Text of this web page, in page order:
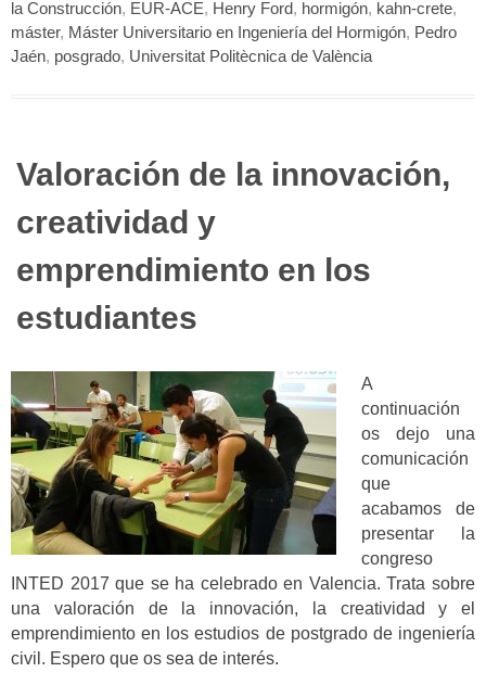
el
Acto
Universitario
Ingeniería
Hormigón»
la Construcción, EUR-ACE, Henry Ford, hormigón, kahn-crete,
máster, Máster Universitario en Ingeniería del Hormigón, Pedro
Jaén, posgrado, Universitat Politècnica de València
Valoración de la innovación,
creatividad y
emprendimiento en los
estudiantes
A
continuación
os dejo una
comunicación
que
acabamos de
presentar la
congreso
INTED 2017 que se ha celebrado en Valencia. Trata sobre
una valoración de la innovación, la creatividad y el
emprendimiento en los estudios de postgrado de ingeniería
civil. Espero que os sea de interés.